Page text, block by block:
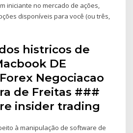
iniciante no mercado de ações,
disponíveis para você (ou três,
histricos de
DE
Negociacao
de Freitas ###
insider trading
à manipulação de software de